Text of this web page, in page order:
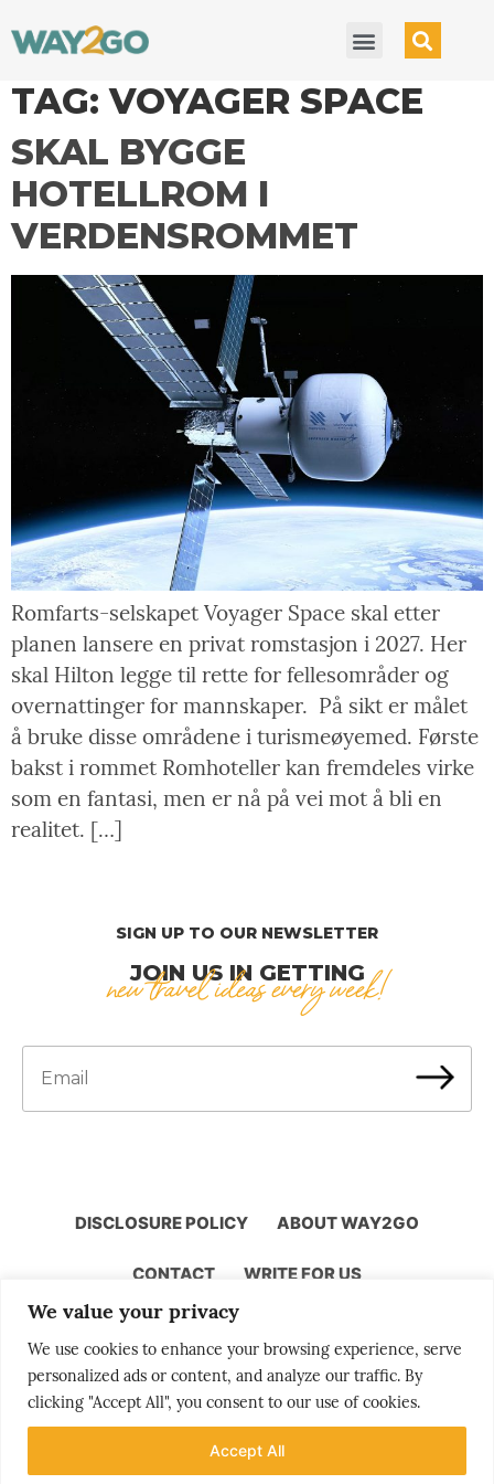
We value your privacy
We use cookies to enhance your browsing experience, serve
personalized ads or content, and analyze our traffic. By
clicking "Accept All", you consent to our use of cookies.
Accept All
TAG:VOYAGER SPACE
SKAL BYGGE
HOTELLROM I
VERDENSROMMET
Romfarts-selskapet Voyager Space skal etter
planen lansere en privat romstasjon i 2027. Her
skal Hilton legge til rette for fellesområder og
overnattinger for mannskaper. På sikt er målet
å bruke disse områdene i turismeøyemed. Første
bakst i rommet Romhoteller kan fremdeles virke
som en fantasi, men er nå på vei mot å bli en
realitet. […]
SIGN UP TO OUR NEWSLETTER
JOIN US IN GETTING
new travel ideas every week!
DISCLOSURE POLICY ABOUT WAY2GO
CONTACT WRITE FOR US
Storytelling by Bjørn Moholdt